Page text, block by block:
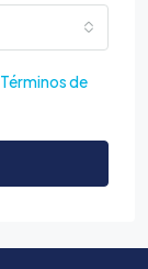
Términos de